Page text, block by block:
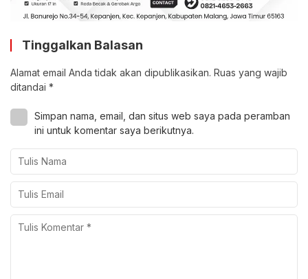
Tinggalkan Balasan
Alamat email Anda tidak akan dipublikasikan. Ruas yang wajib
ditandai *
Simpan nama, email, dan situs web saya pada peramban
ini untuk komentar saya berikutnya.